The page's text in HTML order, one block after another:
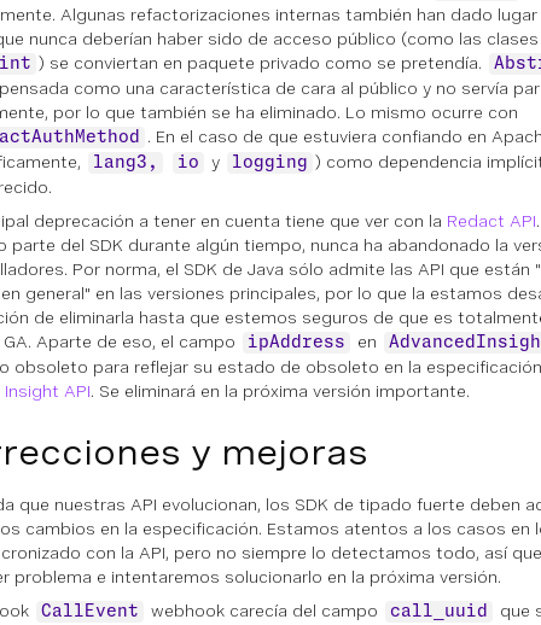
Algunas refactorizaciones internas también han dado lugar
nunca deberían haber sido de acceso público (como las
) se conviertan en paquete privado como se pretendía.
como una característica de cara al público y no servía
por lo que también se ha eliminado. Lo mismo ocurre con
. En el caso de que estuviera confiando en
lang3, io y logging ) como dependencia
deprecación a tener en cuenta tiene que ver con la Redact API
parte del SDK durante algún tiempo, nunca ha abandonado la
Por norma, el SDK de Java sólo admite las API que están
general" en las versiones principales, por lo que la estamos
de eliminarla hasta que estemos seguros de que es
Aparte de eso, el campo
ipAddress en
obsoleto para reflejar su estado de obsoleto en la
Insight API. Se eliminará en la próxima versión importante.
y mejoras
que nuestras API evolucionan, los SDK de tipado fuerte deben
cambios en la especificación. Estamos atentos a los casos en
con la API, pero no siempre lo detectamos todo, así
problema e intentaremos solucionarlo en la próxima versión.
CallEvent webhook carecía del campo call_uuid
que